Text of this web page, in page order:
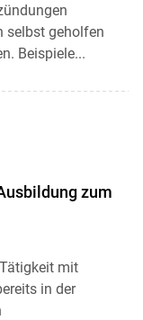
selbst geholfen
Beispiele...
zum
mit
in der